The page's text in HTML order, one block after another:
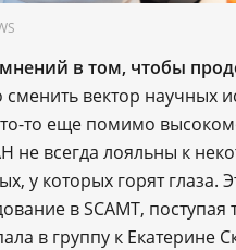
в том, чтобы
вектор научных
то еще помимо
не всегда лояльны к
у которых горят глаза.
в SCAMT, поступая
в группу к Екатерине